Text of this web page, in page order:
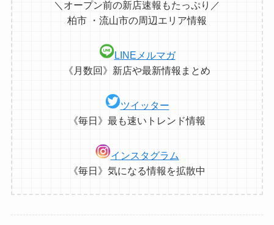
＼オープン前の新店速報もたっぷり／
柏市 ・流山市の周辺エリア情報
LINEメルマガ
《月数回》新店や最新情報まとめ
ツイッター
《毎日》最も速いトレンド情報
インスタグラム
《毎日》気になる情報を拡散中